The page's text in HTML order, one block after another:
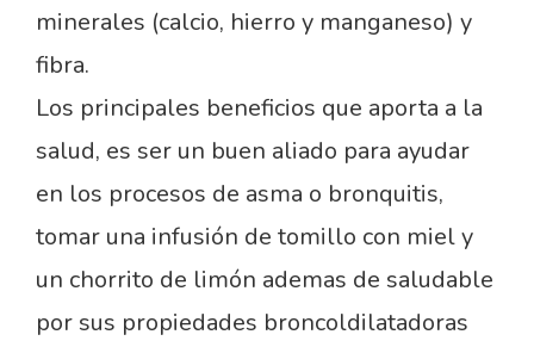
minerales (calcio, hierro y manganeso) y
fibra.
Los principales beneficios que aporta a la
salud, es ser un buen aliado para ayudar
en los procesos de asma o bronquitis,
tomar una infusión de tomillo con miel y
un chorrito de limón ademas de saludable
por sus propiedades broncoldilatadoras